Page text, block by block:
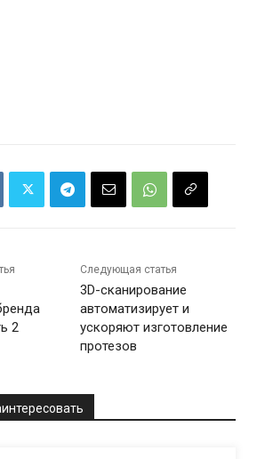
2
Следующая статья
3D-сканирование
автоматизирует и
ускоряют изготовление
протезов